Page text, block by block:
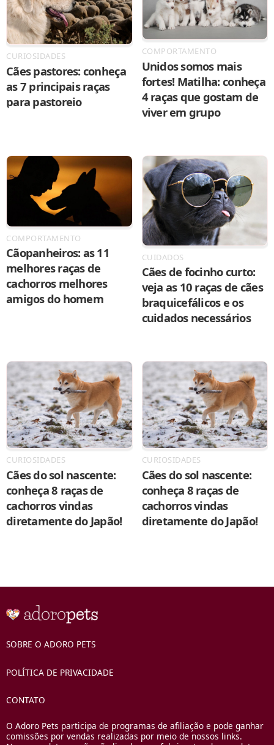
CURIOSIDADES
Cães pastores: conheça
as 7 principais raças
para pastoreio
COMPORTAMENTO
Unidos somos mais
fortes! Matilha: conheça
4 raças que gostam de
viver em grupo
COMPORTAMENTO
Cãopanheiros: as 11
melhores raças de
cachorros melhores
amigos do homem
CUIDADOS
Cães de focinho curto:
veja as 10 raças de cães
braquicefálicos e os
cuidados necessários
CURIOSIDADES
Cães do sol nascente:
conheça 8 raças de
cachorros vindas
diretamente do Japão!
CURIOSIDADES
Cães do sol nascente:
conheça 8 raças de
cachorros vindas
diretamente do Japão!
SOBRE O ADORO PETS
POLÍTICA DE PRIVACIDADE
CONTATO
O Adoro Pets participa de programas de afiliação e pode ganhar
comissões por vendas realizadas por meio de nossos links.